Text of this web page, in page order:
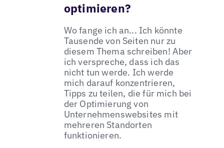
optimieren?
Wo fange ich an... Ich könnte
Tausende von Seiten nur zu
diesem Thema schreiben! Aber
ich verspreche, dass ich das
nicht tun werde. Ich werde
mich darauf konzentrieren,
Tipps zu teilen, die für mich bei
der Optimierung von
Unternehmenswebsites mit
mehreren Standorten
funktionieren.